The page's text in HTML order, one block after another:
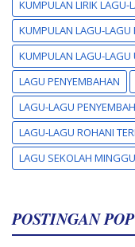
KUMPULAN LIRIK LAGU-
KUMPULAN LAGU-LAGU
KUMPULAN LAGU-LAGU
LAGU PENYEMBAHAN
LAGU-LAGU
LAGU-LAGU ROHANI
LAGU SEKOLAH
POSTINGAN